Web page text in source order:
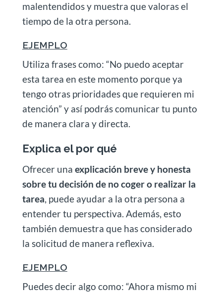
malentendidos y muestra que valoras el
tiempo de la otra persona.
EJEMPLO
Utiliza frases como: “No puedo aceptar
esta tarea en este momento porque ya
tengo otras prioridades que requieren mi
atención” y así podrás comunicar tu punto
de manera clara y directa.
Explica el por qué
Ofrecer una explicación breve y honesta
sobre tu decisión de no coger o realizar la
tarea, puede ayudar a la otra persona a
entender tu perspectiva. Además, esto
también demuestra que has considerado
la solicitud de manera reflexiva.
EJEMPLO
Puedes decir algo como: “Ahora mismo mi